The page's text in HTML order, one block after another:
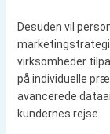
Desuden vil
virksomheder
på individuelle
avancerede
kundernes rejse.